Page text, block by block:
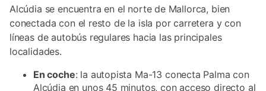
Alcúdia se encuentra en el norte de Mallorca, bien
conectada con el resto de la isla por carretera y con
líneas de autobús regulares hacia las principales
localidades.
En coche: la autopista Ma-13 conecta Palma con
Alcúdia en unos 45 minutos, con acceso directo al